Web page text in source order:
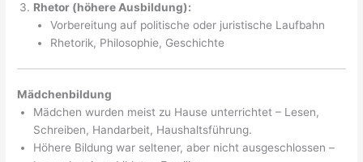
Rhetor (höhere Ausbildung):
Vorbereitung auf politische oder juristische Laufbahn
Rhetorik, Philosophie, Geschichte
Mädchenbildung
Mädchen wurden meist zu Hause unterrichtet – Lesen,
Schreiben, Handarbeit, Haushaltsführung.
Höhere Bildung war seltener, aber nicht ausgeschlossen –